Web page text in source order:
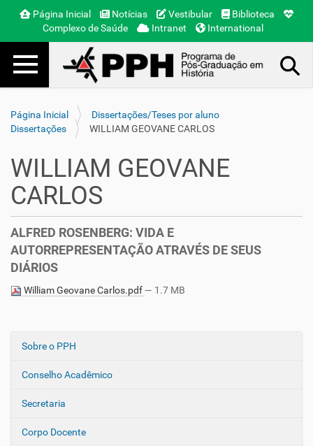
Página Inicial Notícias Vestibular
Biblioteca
Complexo de Saúde
Intranet International
Toggle navigation
Página Inicial
Dissertações/Teses por aluno
Dissertações
WILLIAM GEOVANE CARLOS
N
e
a
Sobre o PPH
Conselho Acadêmico
Secretaria
Corpo Docente
WILLIAM GEOVANE
CARLOS
ALFRED ROSENBERG: VIDA E
AUTORREPRESENTAÇÃO ATRAVÉS DE SEUS
DIÁRIOS
William Geovane Carlos.pdf— 1.7 MB